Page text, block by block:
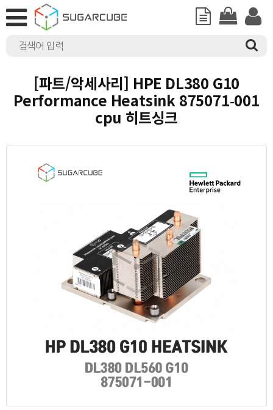
[파트/악세사리] HPE DL380 G10
Performance Heatsink 875071-001
cpu 히트싱크